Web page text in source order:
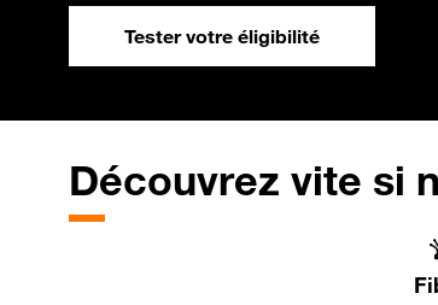
Tester votre éligibilité
Découvrez vite si